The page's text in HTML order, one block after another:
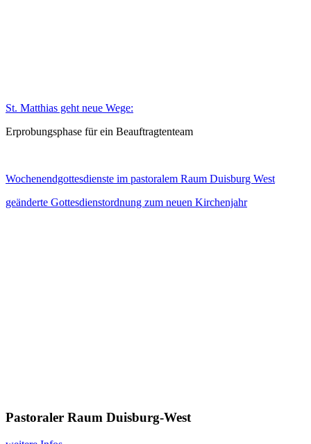
St. Matthias geht neue Wege:
Erprobungsphase für ein Beauftragtenteam
Wochenendgottesdienste im pastoralem Raum Duisburg West
geänderte Gottesdienstordnung zum neuen Kirchenjahr
Pastoraler Raum Duisburg-West